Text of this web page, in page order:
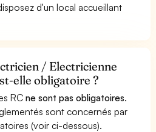
d'un local accueillant
/ Electricienne
elle obligatoire ?
RCne sont pas obligatoires.
sont concernés par
(voir ci-dessous).